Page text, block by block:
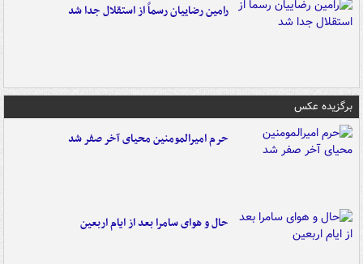
رامین رضاییان رسماً از استقلال جدا شد
برگزیده عکس
حرم امیرالمومنین محیای آخر صفر شد
حال و هوای سامرا بعد از ایام اربعین